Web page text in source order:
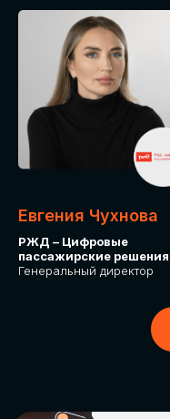
Евгения Чухнова
РЖД – Цифровые
пассажирские решения
Генеральный директор